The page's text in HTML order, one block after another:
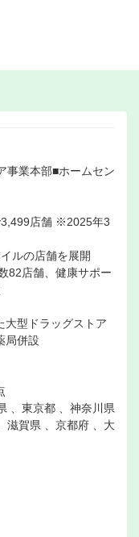
事業本部■ホームセン
3,499店舗 ※2025年3
ルの店舗を展開
82店舗、健康サポー
大型ドラッグストア
局併設
、東京都 、神奈川県
滋賀県 、京都府 、大